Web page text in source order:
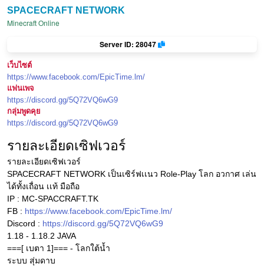
SPACECRAFT NETWORK
Minecraft Online
Server ID: 28047
เว็บไซต์
https://www.facebook.com/EpicTime.lm/
แฟนเพจ
https://discord.gg/5Q72VQ6wG9
กลุ่มพูดคุย
https://discord.gg/5Q72VQ6wG9
รายละเอียดเซิฟเวอร์
รายละเอียดเซิฟเวอร์
SPACECRAFT NETWORK เป็นเซิร์ฟเเนว Role-Play โลก อวกาศ เล่น
ได้ทั้งเถื่อน เเท้ มือถือ
IP : MC-SPACCRAFT.TK
FB : https://www.facebook.com/EpicTime.lm/
Discord : https://discord.gg/5Q72VQ6wG9
1.18 - 1.18.2 JAVA
===[ เบตา 1]=== - โลกใต้น้ำ
ระบบ สุ่มดาบ